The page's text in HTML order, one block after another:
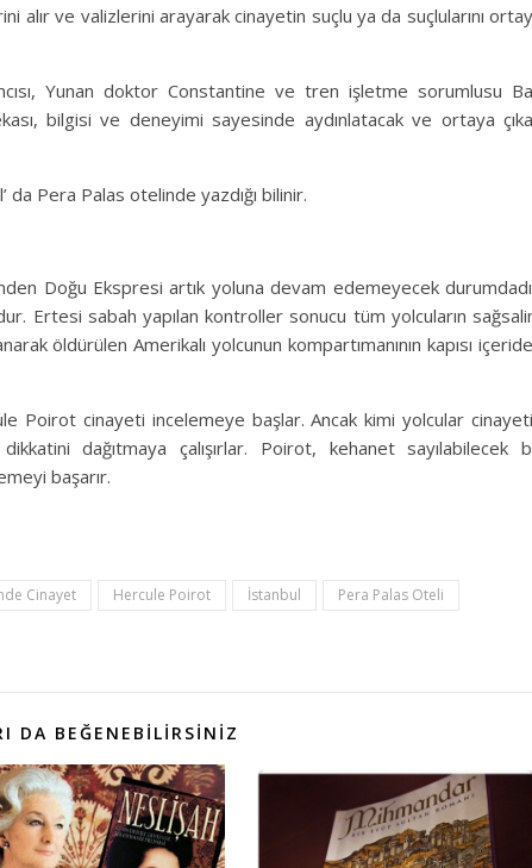
alır ve valizlerini arayarak cinayetin suçlu ya da suçlularını
Yunan doktor Constantine ve tren işletme sorumlusu
bilgisi ve deneyimi sayesinde aydınlatacak ve ortaya
da Pera Palas otelinde yazdığı bilinir.
Doğu Ekspresi artık yoluna devam edemeyecek
Ertesi sabah yapılan kontroller sonucu tüm yolcuların
öldürülen Amerikalı yolcunun kompartımanının kapısı
Poirot cinayeti incelemeye başlar. Ancak kimi yolcular
dağıtmaya çalışırlar. Poirot, kehanet sayılabilecek
başarır.
Cinayet Hercule Poirot İstanbul Pera Palas Oteli
DA BEĞENEBILIRSINIZ